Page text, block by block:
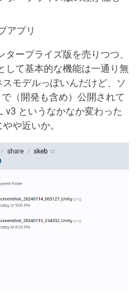
アプリ
ープライズ版を売りつつ、
して基本的な機能は一通り無
モデルっぽいんだけど、ソ
（開発も含め）公開されて
v3 というなかなか変わった
や近いか。